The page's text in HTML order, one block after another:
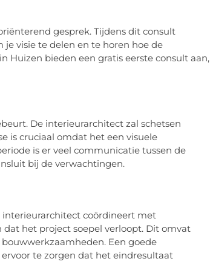
gesprek. Tijdens dit consult
visie te delen en te horen hoe de
Huizen bieden een gratis eerste consult aan,
De interieurarchitect zal schetsen
is cruciaal omdat het een visuele
is er veel communicatie tussen de
bij de verwachtingen.
coördineert met
dat het project soepel verloopt. Dit omvat
Een goede
te zorgen dat het eindresultaat